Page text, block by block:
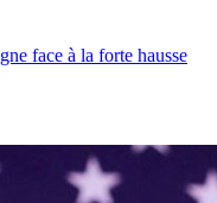
face à la forte hausse